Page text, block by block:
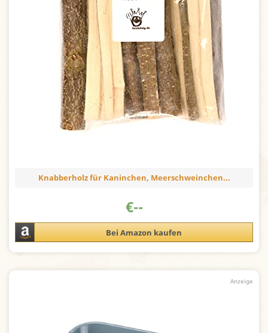
Knabberholz für Kaninchen, Meerschweinchen...
€--
Bei Amazon kaufen